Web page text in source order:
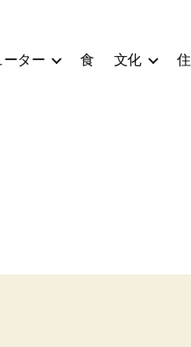
ーター 食 文化 住